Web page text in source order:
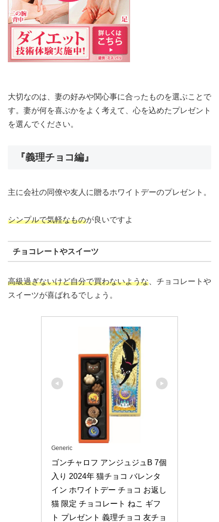
大切なのは、妻の好みや関心事に合ったものを選ぶことで
す。妻が何を喜ぶかをよく考えて、心を込めたプレゼント
を選んでください。
『義理チョコ編』
主に会社の同僚や友人に贈るホワイトデーのプレゼント。
シンプルで気軽なものが良いですよ
チョコレートやスイーツ
高級過ぎないけど自分で買わないような 、チョコレートや
スイーツが喜ばれるでしょう。
Generic
ゴンチャロフ アンジュジュB 7個
入り 2024年 猫チョコ バレンタ
イン ホワイトデー チョコ お返し
猫 限定 チョコレート ねこ ギフ
ト プレゼント 義理チョコ 友チョ